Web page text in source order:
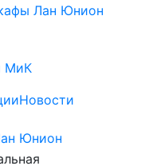
Лан Юнион
МиК
Новости
Юнион